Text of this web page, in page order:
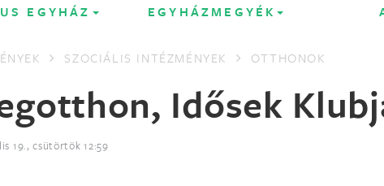
EGYHÁZ EGYHÁZMEGYÉK
SZOCIÁLIS INTÉZMÉNYEK OTTHONOK
Idősek
19., csütörtök 12:59